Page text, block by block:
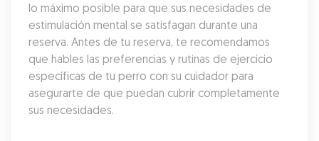
lo máximo posible para que sus necesidades de
estimulación mental se satisfagan durante una
reserva. Antes de tu reserva, te recomendamos
que hables las preferencias y rutinas de ejercicio
específicas de tu perro con su cuidador para
asegurarte de que puedan cubrir completamente
sus necesidades.